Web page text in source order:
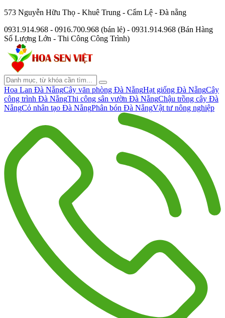
573 Nguyễn Hữu Thọ - Khuê Trung - Cẩm Lệ - Đà nẵng
0931.914.968 - 0916.700.968 (bán lẻ) - 0931.914.968 (Bán Hàng
Số Lượng Lớn - Thi Công Công Trình)
Hoa Lan Đà NẵngCây văn phòng Đà NẵngHạt giống Đà NẵngCây
công trình Đà NẵngThi công sân vườn Đà NẵngChậu trồng cây Đà
NẵngCỏ nhân tạo Đà NẵngPhân bón Đà NẵngVật tư nông nghiệp